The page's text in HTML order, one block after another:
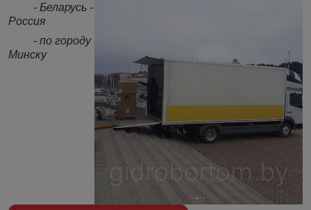
- Беларусь -
Россия
- по городу
Минску